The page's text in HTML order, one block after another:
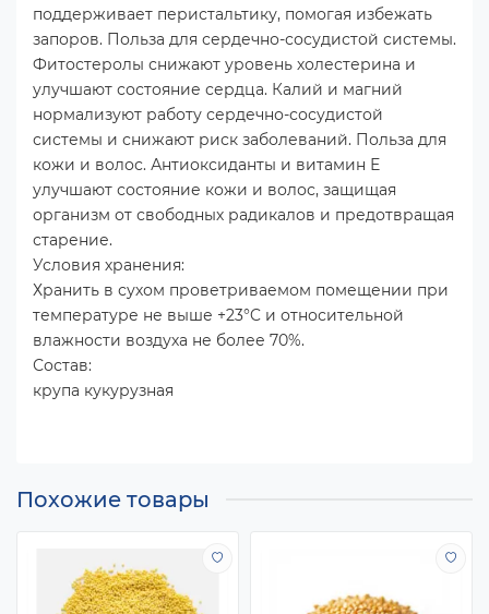
поддерживает перистальтику, помогая избежать
запоров. Польза для сердечно-сосудистой системы.
Фитостеролы снижают уровень холестерина и
улучшают состояние сердца. Калий и магний
нормализуют работу сердечно-сосудистой
системы и снижают риск заболеваний. Польза для
кожи и волос. Антиоксиданты и витамин Е
улучшают состояние кожи и волос, защищая
организм от свободных радикалов и предотвращая
старение.
Условия хранения:
Хранить в сухом проветриваемом помещении при
температуре не выше +23°C и относительной
влажности воздуха не более 70%.
Состав:
крупа кукурузная
Похожие товары